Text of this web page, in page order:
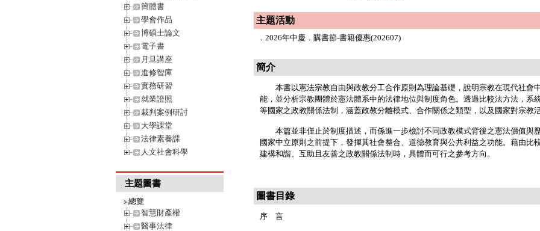
簡體書
學會作品
博碩士論文
電子書
月旦講座
進修智庫
實務研習
就業證照
裁判案例研討
大學課堂
法律素養課
人文社會科學
主題圖書
總覽
智慧財產權
醫事法律
主題活動
． 2026年中慶．購書節-書籍優惠(202607)
簡介
本書以憲法宗教自由與政教分工合作原則為理論基礎，說明宗教在現代社會
能，並分析宗教團體於憲法體系中的法律地位與制度角色。透過比較法方法，系
等國家之政教關係法制，涵蓋政教分離模式、合作關係之類型，以及國家對宗教
本篇並非僅止於制度描述，而係進一步檢討不同政教模式背後之憲法價值與
國家中立原則之前提下，發揮其社會整合、道德教育與公共利益之功能。藉由比
建構和諧、互助且友善之政教關係法制時，具體而可行之參考方向。
圖書目錄
序 言